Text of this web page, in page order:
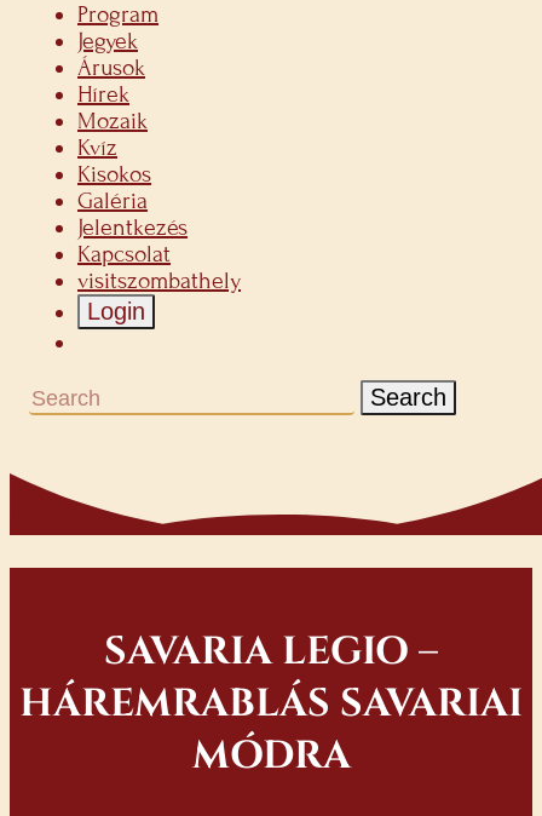
Program
Jegyek
Árusok
Hírek
Mozaik
Kvíz
Kisokos
Galéria
Jelentkezés
Kapcsolat
visitszombathely
Login
Search
SAVARIA LEGIO –
HÁREMRABLÁS SAVARIAI
MÓDRA